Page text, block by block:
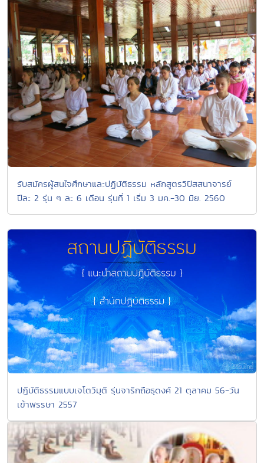
รับสมัครผู้สนใจศึกษาและปฏิบัติธรรม หลักสูตรวิปัสสนาจารย์
ปีละ 2 รุ่น ๆ ละ 6 เดือน รุ่นที่ 1 เริ่ม 3 มค.-30 มิย. 2560
ปฏิบัติธรรมแบบเจโตวิมุติ รุ่นจาริกถือธุดงค์ 21 ตุลาคม 56-วัน
เข้าพรรษา 2557